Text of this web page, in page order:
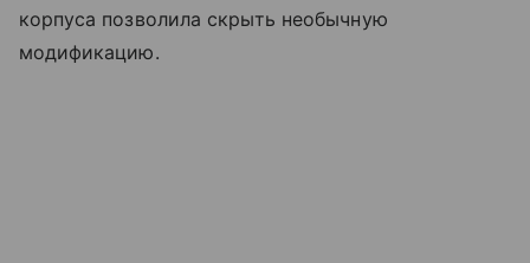
корпуса позволила скрыть необычную
модификацию.